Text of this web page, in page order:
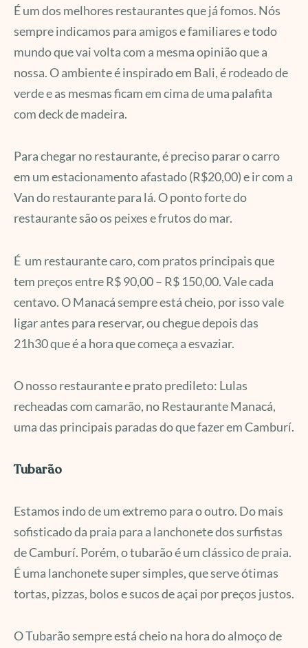
É um dos melhores restaurantes que já fomos. Nós
sempre indicamos para amigos e familiares e todo
mundo que vai volta com a mesma opinião que a
nossa. O ambiente é inspirado em Bali, é rodeado de
verde e as mesmas ficam em cima de uma palafita
com deck de madeira.
Para chegar no restaurante, é preciso parar o carro
em um estacionamento afastado (R$20,00) e ir com a
Van do restaurante para lá. O ponto forte do
restaurante são os peixes e frutos do mar.
É um restaurante caro, com pratos principais que
tem preços entre R$ 90,00 – R$ 150,00. Vale cada
centavo. O Manacá sempre está cheio, por isso vale
ligar antes para reservar, ou chegue depois das
21h30 que é a hora que começa a esvaziar.
O nosso restaurante e prato predileto: Lulas
recheadas com camarão, no Restaurante Manacá,
uma das principais paradas do que fazer em Camburí.
Tubarão
Estamos indo de um extremo para o outro. Do mais
sofisticado da praia para a lanchonete dos surfistas
de Camburí. Porém, o tubarão é um clássico de praia.
É uma lanchonete super simples, que serve ótimas
tortas, pizzas, bolos e sucos de açai por preços justos.
O Tubarão sempre está cheio na hora do almoço de